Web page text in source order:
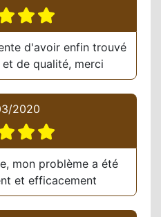
d'avoir enfin trouvé
de qualité, merci
2020
mon problème a été
et efficacement